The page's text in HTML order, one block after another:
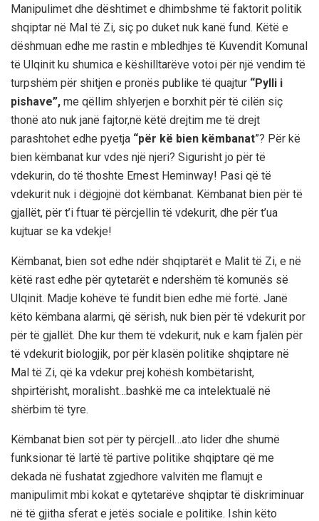
Manipulimet dhe dështimet e dhimbshme të faktorit politik
shqiptar në Mal të Zi, siç po duket nuk kanë fund. Këtë e
dëshmuan edhe me rastin e mbledhjes të Kuvendit Komunal
të Ulqinit ku shumica e këshilltarëve votoi për një vendim të
turpshëm për shitjen e pronës publike të quajtur “Pylli i
pishave”, me qëllim shlyerjen e borxhit për të cilën siç
thonë ato nuk janë fajtor,në këtë drejtim me të drejt
parashtohet edhe pyetja “për kë bien këmbanat”? Për kë
bien këmbanat kur vdes një njeri? Sigurisht jo për të
vdekurin, do të thoshte Ernest Heminway! Pasi që të
vdekurit nuk i dëgjojnë dot këmbanat. Këmbanat bien për të
gjallët, për t’i ftuar të përcjellin të vdekurit, dhe për t’ua
kujtuar se ka vdekje!
Këmbanat, bien sot edhe ndër shqiptarët e Malit të Zi, e në
këtë rast edhe për qytetarët e ndershëm të komunës së
Ulqinit. Madje kohëve të fundit bien edhe më fortë. Janë
këto këmbana alarmi, që sërish, nuk bien për të vdekurit por
për të gjallët. Dhe kur them të vdekurit, nuk e kam fjalën për
të vdekurit biologjik, por për klasën politike shqiptare në
Mal të Zi, që ka vdekur prej kohësh kombëtarisht,
shpirtërisht, moralisht…bashkë me ca intelektualë në
shërbim të tyre.
Këmbanat bien sot për ty përcjell…ato lider dhe shumë
funksionar të lartë të partive politike shqiptare që me
dekada në fushatat zgjedhore valvitën me flamujt e
manipulimit mbi kokat e qytetarëve shqiptar të diskriminuar
në të gjitha sferat e jetës sociale e politike. Ishin këto